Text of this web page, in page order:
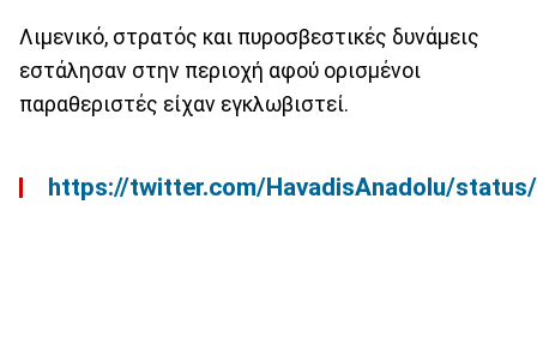
Λιμενικό, στρατός και πυροσβεστικές δυνάμεις
εστάλησαν στην περιοχή αφού ορισμένοι
παραθεριστές είχαν εγκλωβιστεί.
https://twitter.com/HavadisAnadolu/